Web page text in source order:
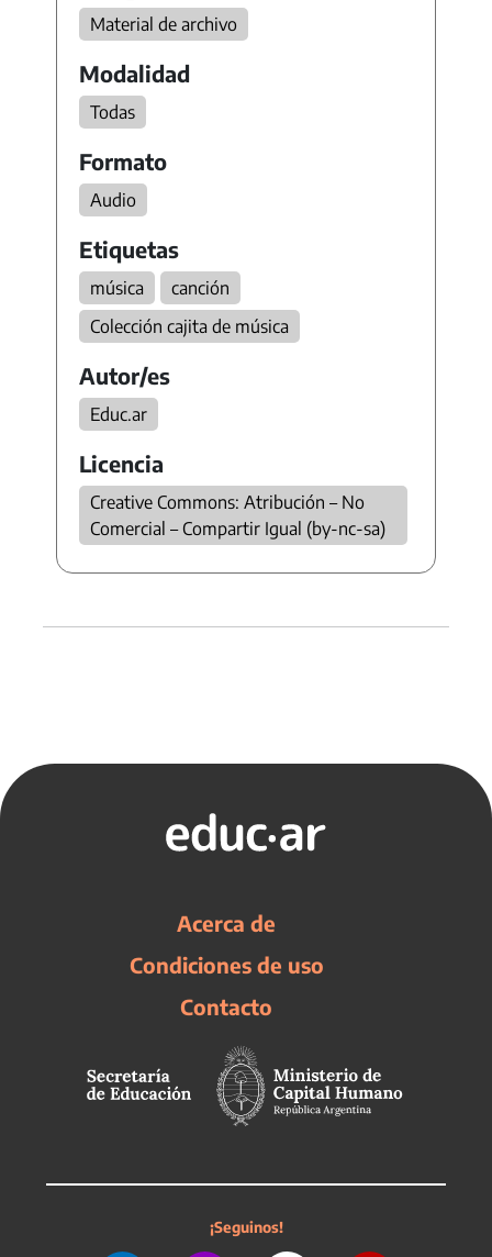
Material de archivo
Modalidad
Todas
Formato
Audio
Etiquetas
música
canción
Colección cajita de música
Autor/es
Educ.ar
Licencia
Creative Commons: Atribución – No
Comercial – Compartir Igual (by-nc-sa)
Acerca de
Condiciones de uso
Contacto
¡Seguinos!